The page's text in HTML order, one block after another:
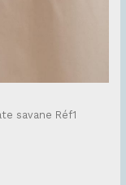
savane Réf1